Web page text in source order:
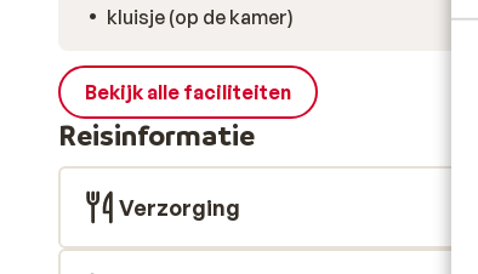
kluisje (op de kamer)
Bekijk alle faciliteiten
Reisinformatie
Verzorging